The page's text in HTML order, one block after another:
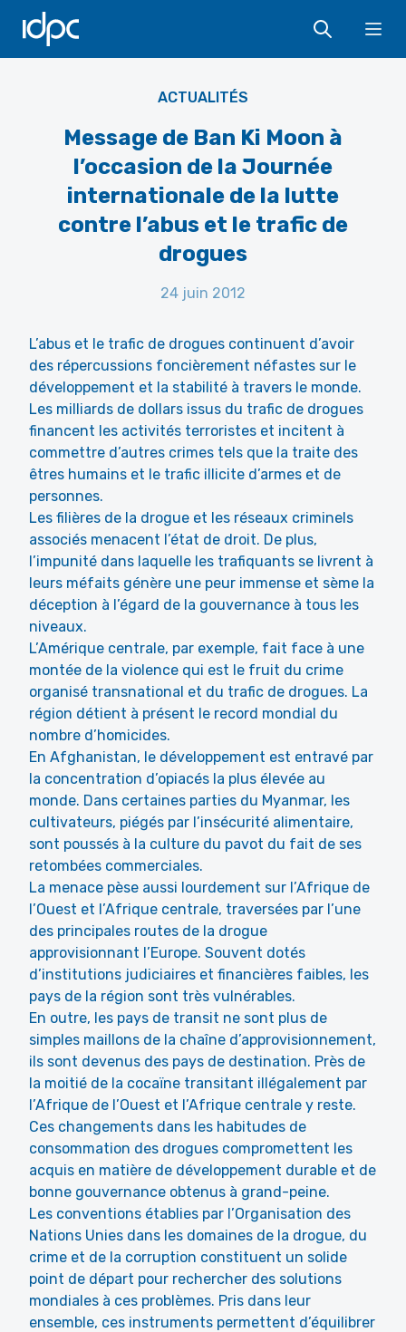
IDPC
ACTUALITÉS
Message de Ban Ki Moon à
l’occasion de la Journée
internationale de la lutte
contre l’abus et le trafic de
drogues
24 juin 2012
L’abus et le trafic de drogues continuent d’avoir
des répercussions foncièrement néfastes sur le
développement et la stabilité à travers le monde.
Les milliards de dollars issus du trafic de drogues
financent les activités terroristes et incitent à
commettre d’autres crimes tels que la traite des
êtres humains et le trafic illicite d’armes et de
personnes.
Les filières de la drogue et les réseaux criminels
associés menacent l’état de droit. De plus,
l’impunité dans laquelle les trafiquants se livrent à
leurs méfaits génère une peur immense et sème la
déception à l’égard de la gouvernance à tous les
niveaux.
L’Amérique centrale, par exemple, fait face à une
montée de la violence qui est le fruit du crime
organisé transnational et du trafic de drogues. La
région détient à présent le record mondial du
nombre d’homicides.
En Afghanistan, le développement est entravé par
la concentration d’opiacés la plus élevée au
monde. Dans certaines parties du Myanmar, les
cultivateurs, piégés par l’insécurité alimentaire,
sont poussés à la culture du pavot du fait de ses
retombées commerciales.
La menace pèse aussi lourdement sur l’Afrique de
l’Ouest et l’Afrique centrale, traversées par l’une
des principales routes de la drogue
approvisionnant l’Europe. Souvent dotés
d’institutions judiciaires et financières faibles, les
pays de la région sont très vulnérables.
En outre, les pays de transit ne sont plus de
simples maillons de la chaîne d’approvisionnement,
ils sont devenus des pays de destination. Près de
la moitié de la cocaïne transitant illégalement par
l’Afrique de l’Ouest et l’Afrique centrale y reste.
Ces changements dans les habitudes de
consommation des drogues compromettent les
acquis en matière de développement durable et de
bonne gouvernance obtenus à grand-peine.
Les conventions établies par l’Organisation des
Nations Unies dans les domaines de la drogue, du
crime et de la corruption constituent un solide
point de départ pour rechercher des solutions
mondiales à ces problèmes. Pris dans leur
ensemble, ces instruments permettent d’équilibrer